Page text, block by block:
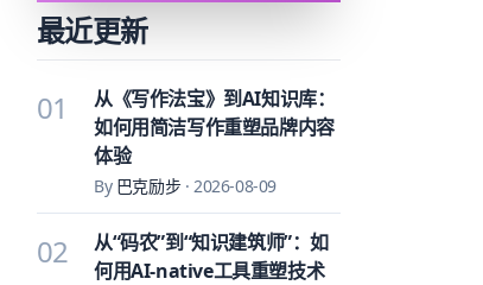
最近更新
01
从《写作法宝》到AI知识库：
如何用简洁写作重塑品牌内容
体验
By 巴克励步·2026-08-09
02
从“码农”到“知识建筑师”：如
何用AI-native工具重塑技术